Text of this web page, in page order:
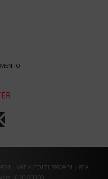
| VAT n.IT01713980934 | REA
€ 20.000,00